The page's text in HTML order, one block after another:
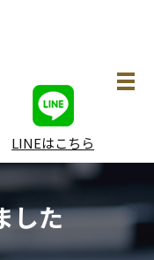
LINEはこちら
メ
した